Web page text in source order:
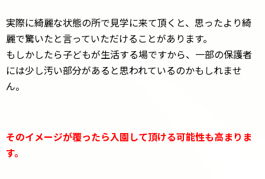
実際に綺麗な状態の所で見学に来て頂くと、思ったより綺
麗で驚いたと言っていただけることがあります。
もしかしたら子どもが生活する場ですから、一部の保護者
には少し汚い部分があると思われているのかもしれませ
ん。
そのイメージが覆ったら入園して頂ける可能性も高まりま
す。